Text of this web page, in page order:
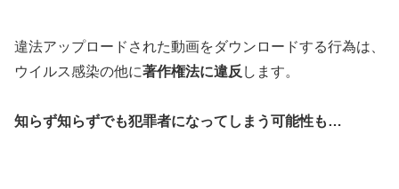
違法アップロードされた動画をダウンロードする行為は、
ウイルス感染の他に著作権法に違反 します。
知らず知らずでも犯罪者になってしまう可能性も…